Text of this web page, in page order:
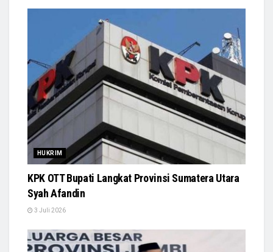
HUKRIM
KPK OTT Bupati Langkat Provinsi Sumatera Utara
Syah Afandin
3 Juli 2026